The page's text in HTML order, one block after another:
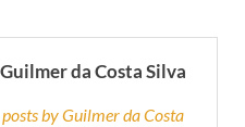
da Costa Silva
by Guilmer da Costa